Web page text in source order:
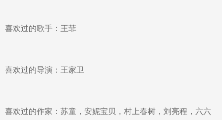
喜欢过的歌手：王菲
喜欢过的导演：王家卫
喜欢过的作家：苏童，安妮宝贝，村上春树，刘亮程，六六